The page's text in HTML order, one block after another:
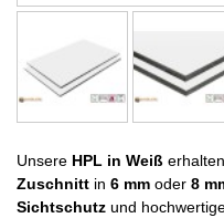
Unsere HPL in Weiß
Zuschnitt in 6 mm oder 8
Sichtschutz und